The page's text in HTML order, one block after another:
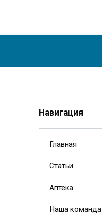
Навигация
Главная
Статьи
Аптека
Наша команда